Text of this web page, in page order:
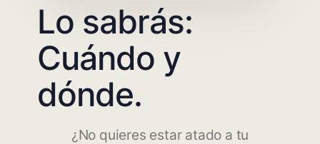
Lo sabrás:
Cuándo y
dónde.
¿No quieres estar atado a tu